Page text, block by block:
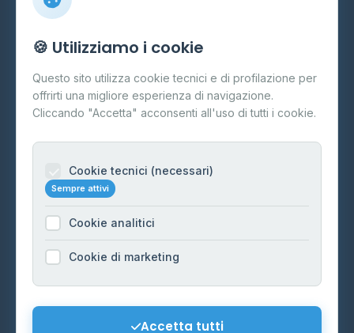
Info
Cos'è il GPL
FAQ
Contatti
Informazioni legali
Cookie Policy
Preferenze Cookie
Mappa del sito
🍪 Utilizziamo i cookie
Questo sito utilizza cookie tecnici e di profilazione per
offrirti una migliore esperienza di navigazione.
Cliccando "Accetta" acconsenti all'uso di tutti i cookie.
Cookie tecnici (necessari)
Sempre attivi
Cookie analitici
Cookie di marketing
Accetta tutti